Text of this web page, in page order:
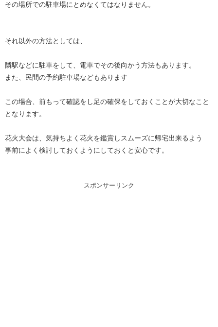
その場所での駐車場にとめなくてはなりません。
それ以外の方法としては、
隣駅などに駐車をして、電車でその後向かう方法もあります。
また、民間の予約駐車場などもあります
この場合、前もって確認をし足の確保をしておくことが大切なこと
となります。
花火大会は、気持ちよく花火を鑑賞しスムーズに帰宅出来るよう
事前によく検討しておくようにしておくと安心です。
スポンサーリンク